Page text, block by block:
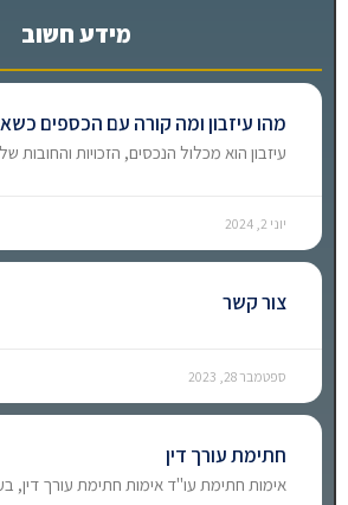
מידע חשוב
מהו עיזבון ומה קורה עם הכספים
עיזבון הוא מכלול הנכסים, הזכויות והחובות
יוני 2, 2024
צור קשר
ספטמבר 28, 2023
חתימת עורך דין
אימות חתימת עו"ד אימות חתימת עורך דין,